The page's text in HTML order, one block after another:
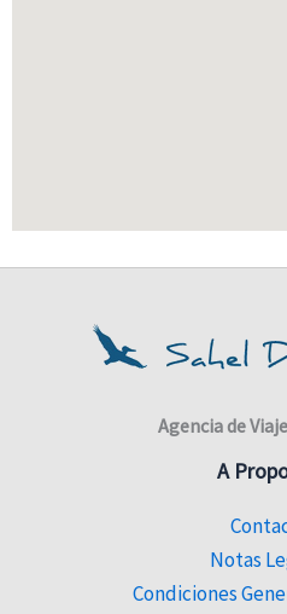
Agencia de
A
Notas
Condiciones